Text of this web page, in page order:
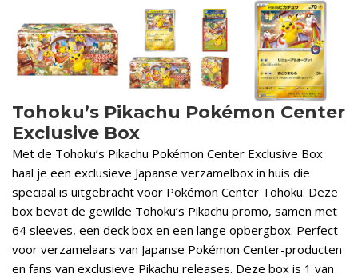
Tohoku’s Pikachu Pokémon Center
Exclusive Box
Met de Tohoku’s Pikachu Pokémon Center Exclusive Box
haal je een exclusieve Japanse verzamelbox in huis die
speciaal is uitgebracht voor Pokémon Center Tohoku. Deze
box bevat de gewilde Tohoku’s Pikachu promo, samen met
64 sleeves, een deck box en een lange opbergbox. Perfect
voor verzamelaars van Japanse Pokémon Center-producten
en fans van exclusieve Pikachu releases. Deze box is 1 van